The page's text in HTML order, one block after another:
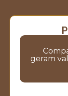
geram